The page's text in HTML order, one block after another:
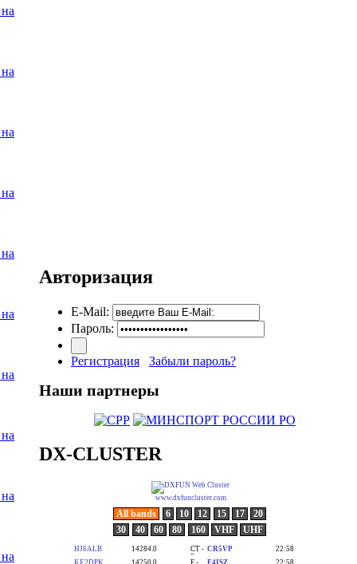
Авторизация
E-Mail:
Пароль:
Регистрация Забыли пароль?
Наши партнеры
DX-CLUSTER